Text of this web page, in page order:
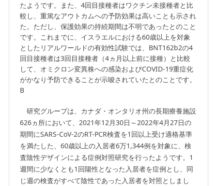
たようです。また、4回目接種者はワクチン未接種者と比
較し、重篤なアウトカムへの予防効果は高いことも示され
た。ただし、保護効果の持続期間は不明であったとのこと
です。これまでに、イスラエルにおける60歳以上を対象
としたリアルワールドの有効性試験では、BNT162b2の4
回目接種者は3回目接種者（4ヵ月以上前に接種）と比較
して、オミクロン変異株への感染およびCOVID-19重症化
がかなり予防できることが示唆されていたとのことです。
B
研究グループは、カナダ・オンタリオ州の長期療養施設
626ヵ所において、2021年12月30日～2022年4月27日の
期間にSARS-CoV-2のRT-PCR検査を1回以上受け適格基準
を満たした、60歳以上の入居者6万1,344例を対象に、検
査陰性デザインによる症例対照研究を行ったようです。1
週間に少なくとも1回陽性となった入居者を症例とし、同
じ週の検査がすべて陰性であった入居者を対照としまし